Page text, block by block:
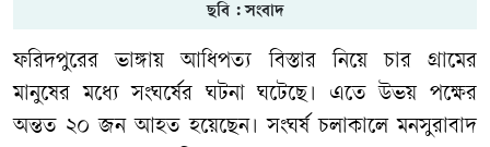
ছবি : সংবাদ
ফরিদপুরের ভাঙ্গায় আধিপত্য বিস্তার নিয়ে চার গ্রামের
মানুষের মধ্যে সংঘর্ষের ঘটনা ঘটেছে। এতে উভয় পক্ষের
অন্তত ২০ জন আহত হয়েছেন। সংঘর্ষ চলাকালে মনসুরাবাদ